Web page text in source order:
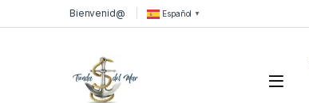
Skip to navigation
Skip to contentBienvenid@ Español ▼
Open